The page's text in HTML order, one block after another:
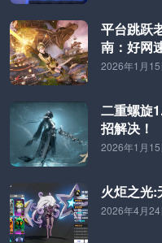
平台跳跃
南：好网
2026年1月15
二重螺旋
招解决！
2026年1月15
火炬之光:
2026年4月24